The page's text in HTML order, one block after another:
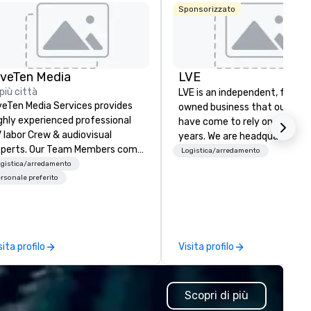
Medical/Market
Center
Media
più città
Media Services provides
experienced professional
labor Crew & audiovisual
Team Members come
a variety of industry
and audio-visual
arredamento
preferito
profilo
Sponsorizzato
LVE
LVE is an independent, family
owned business that our
have come to rely on for
years. We are headquartered
Las Vegas and have satellite
contracting, custom exhibit
building, graphic design,
and logistics. We are able to
troubleshoot any problem
Logistica/arredamento
Visita profilo
Scopri di più